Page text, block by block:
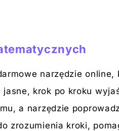
narzędzie
krok po kroku
a narzędzie
zrozumienia kroki,